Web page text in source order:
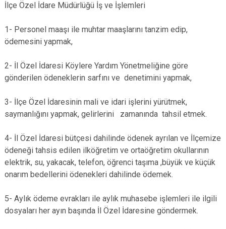
İlçe Özel İdare Müdürlüğü İş ve İşlemleri
1- Personel maaşı ile muhtar maaşlarını tanzim edip,
ödemesini yapmak,
2- İl Özel İdaresi Köylere Yardım Yönetmeliğine göre
gönderilen ödeneklerin sarfını ve denetimini yapmak,
3- İlçe Özel İdaresinin mali ve idari işlerini yürütmek,
saymanlığını yapmak, gelirlerini zamanında tahsil etmek.
4- İl Özel İdaresi bütçesi dahilinde ödenek ayrılan ve İlçemize
ödeneği tahsis edilen ilköğretim ve ortaöğretim okullarının
elektrik, su, yakacak, telefon, öğrenci taşıma ,büyük ve küçük
onarım bedellerini ödenekleri dahilinde ödemek.
5- Aylık ödeme evrakları ile aylık muhasebe işlemleri ile ilgili
dosyaları her ayın başında İl Özel İdaresine göndermek.